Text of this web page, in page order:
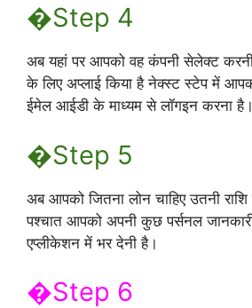
�Step 4
अब यहां पर आपको वह कंपनी सेलेक्ट
के लिए अप्लाई किया है नेक्स्ट स्टेप में
ईमेल आईडी के माध्यम से लॉगइन करना है।
�Step 5
अब आपको जितना लोन चाहिए उतनी
पश्चात आपको अपनी कुछ पर्सनल
एप्लीकेशन में भर देनी है।
�Step 6